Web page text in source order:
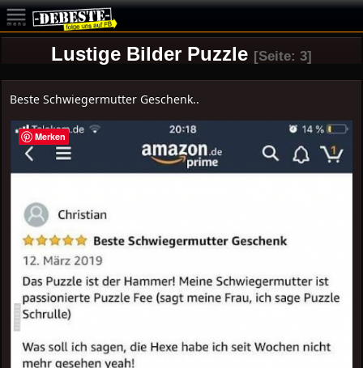
Lustige Bilder Puzzle [Seite: 3]
Beste Schwiegermutter Geschenk..
Merken